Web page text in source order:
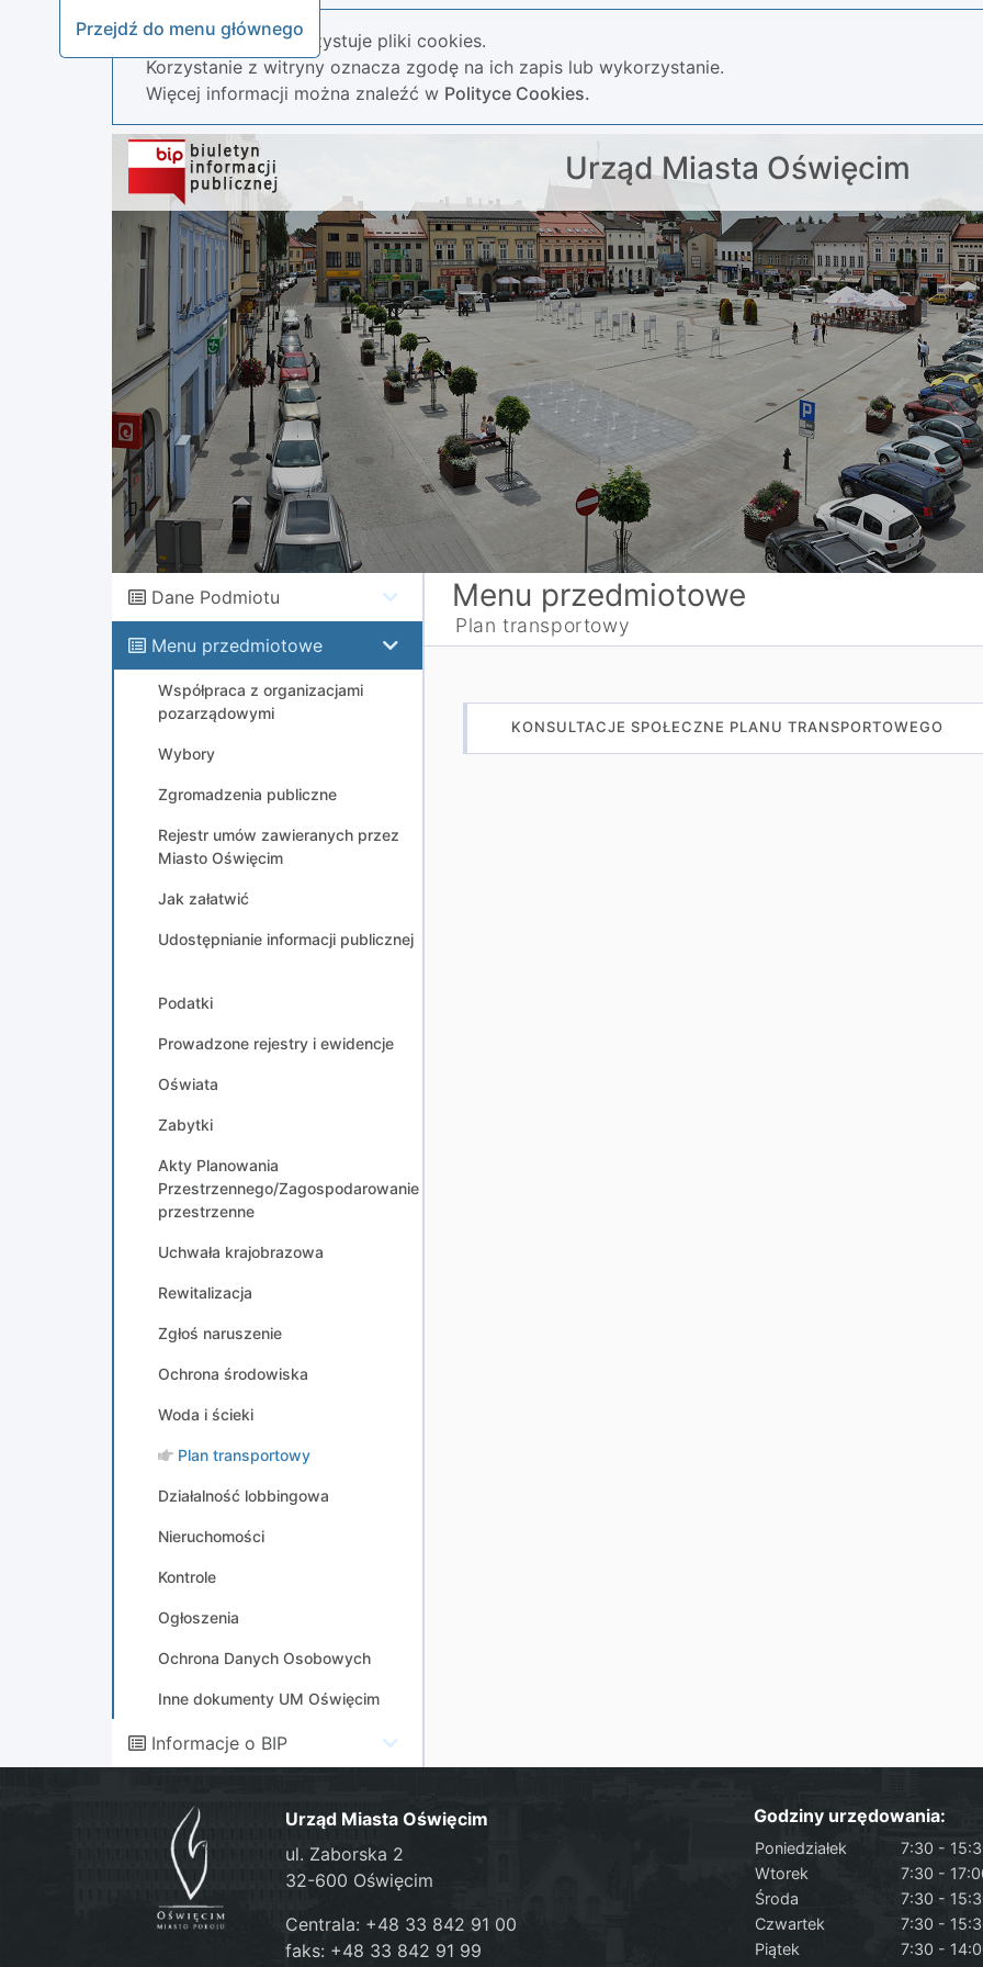
Przejdź do menu głównego
Nasza strona wykorzystuje pliki cookies.
Korzystanie z witryny oznacza zgodę na ich zapis lub wykorzystanie.
Więcej informacji można znaleźć w Polityce Cookies.
Urząd Miasta Oświęcim
Dane Podmiotu
Menu przedmiotowe
Współpraca z organizacjami
pozarządowymi
Wybory
Zgromadzenia publiczne
Rejestr umów zawieranych przez
Miasto Oświęcim
Jak załatwić
Udostępnianie informacji publicznej
Podatki
Prowadzone rejestry i ewidencje
Oświata
Zabytki
Akty Planowania
Przestrzennego/Zagospodarowanie
przestrzenne
Uchwała krajobrazowa
Rewitalizacja
Zgłoś naruszenie
Ochrona środowiska
Woda i ścieki
Plan transportowy
Działalność lobbingowa
Nieruchomości
Kontrole
Ogłoszenia
Ochrona Danych Osobowych
Inne dokumenty UM Oświęcim
Informacje o BIP
Menu przedmiotowe
Plan transportowy
KONSULTACJE SPOŁECZNE PLANU TRANSPORTOWEGO
Urząd Miasta Oświęcim
ul. Zaborska 2
32-600 Oświęcim
Centrala: +48 33 842 91 00
faks: +48 33 842 91 99
Godziny urzędowania:
Poniedziałek
7:30 -
Wtorek
7:30 -
Środa
7:30 -
Czwartek
7:30 -
Piątek
7:30 -